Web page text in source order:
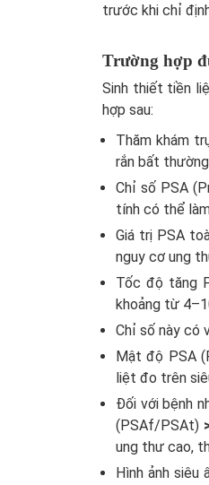
trước khi chỉ
Trường hợp
Sinh thiết tiền
hợp sau:
Thăm khám
rắn bất
Chỉ số PSA
tính có thể
Giá trị PSA
nguy cơ ung
Tốc độ tăng
khoảng từ
Chỉ số này có
Mật độ PSA
liệt đo trên
Đối với bệnh
(PSAf/PSAt)
ung thư cao,
Hình ảnh